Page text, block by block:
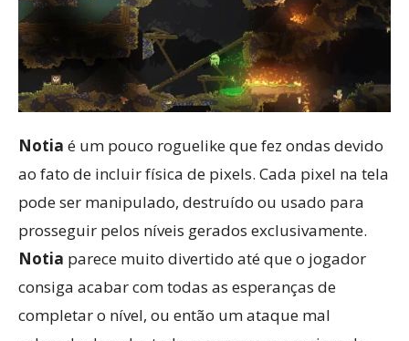
Notia é um pouco roguelike que fez ondas devido
ao fato de incluir física de pixels. Cada pixel na tela
pode ser manipulado, destruído ou usado para
prosseguir pelos níveis gerados exclusivamente.
Notia parece muito divertido até que o jogador
consiga acabar com todas as esperanças de
completar o nível, ou então um ataque mal